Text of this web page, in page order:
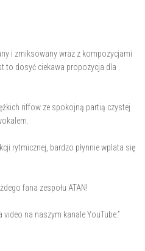
i zmiksowany wraz z kompozycjami
to dosyć ciekawa propozycja dla
riffow ze spokojną partią czystej
rytmicznej, bardzo płynnie wplata się
fana zespołu ATAN!
na naszym kanale YouTube.”